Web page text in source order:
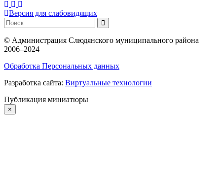
Версия для слабовидящих
© Администрация Слюдянского муниципального района
2006–2024
Обработка Персональных данных
Разработка сайта: Виртуальные технологии
Публикация миниатюры
×